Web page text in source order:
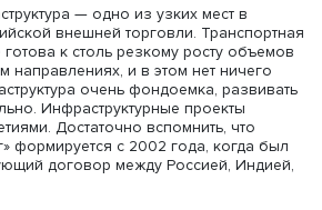
Россия активно
поставок, строит транспортную
недавно было подписано
дороги Решт — Астара,
участка
«Север — Юг». Насколько
и какие сложности могут
на Восток?